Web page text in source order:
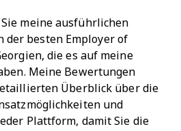
meine ausführlichen
der besten Employer of
die es auf meine
Meine Bewertungen
Überblick über die
und
Plattform, damit Sie die